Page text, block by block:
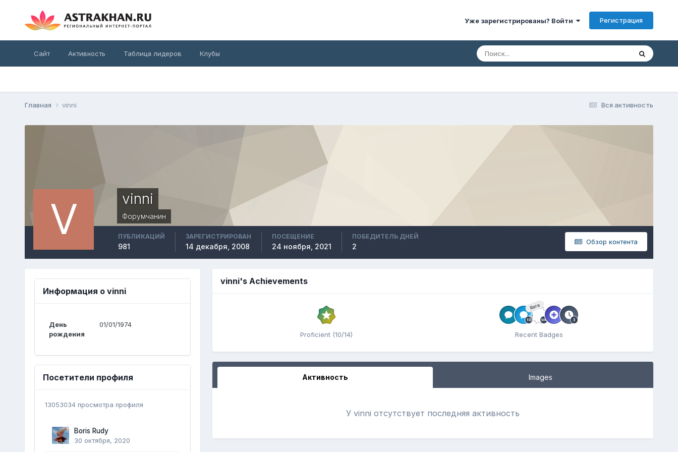
Уже зарегистрированы? Войти Регистрация
Сайт Активность Таблица лидеров Клубы
Вся активность
Главная vinni
vinni
Форумчанин
Обзор контента
ПУБЛИКАЦИЙ
981
ЗАРЕГИСТРИРОВАН
14 декабря, 2008
ПОСЕЩЕНИЕ
24 ноября, 2021
ПОБЕДИТЕЛЬ ДНЕЙ
2
Информация о vinni
День
рождения
01/01/1974
Посетители профиля
13053034 просмотра профиля
Boris Rudy
30 октября, 2020
vinni's Achievements
Proficient (10/14)
Rare
Recent Badges
Активность Images
У vinni отсутствует последняя активность